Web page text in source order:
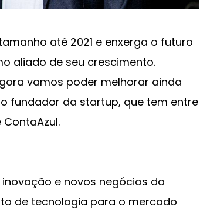
até 2021 e enxerga o futuro
aliado de seu crescimento.
vamos poder melhorar ainda
fundador da startup, que tem entre
e novos negócios da
de tecnologia para o mercado